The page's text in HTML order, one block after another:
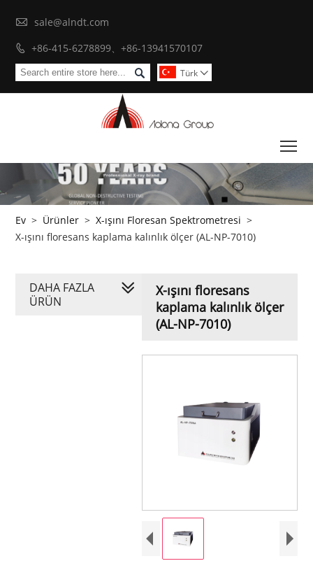
 sale@alndt.com
 +86-415-6278899、+86-13941570107
 Türk 
Ev > Ürünler > X-ışını Floresan Spektrometresi >
X-ışını floresans kaplama kalınlık ölçer (AL-NP-7010)
X-ışını floresans
kaplama kalınlık ölçer
(AL-NP-7010)
DAHA FAZLA
ÜRÜN